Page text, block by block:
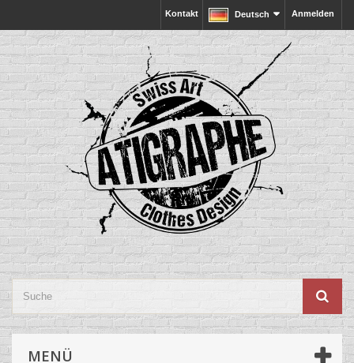
Anmelden
Deutsch
Kontakt
MENÜ